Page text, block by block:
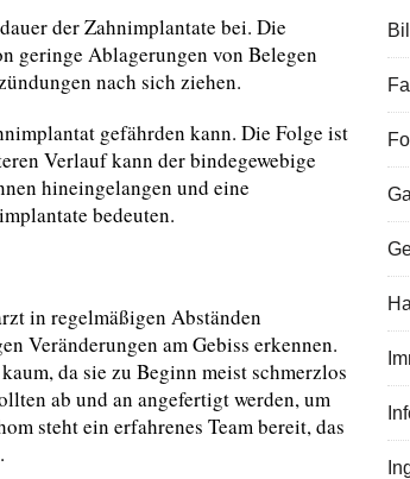
der Zahnimplantate bei. Die
geringe Ablagerungen von Belegen
nach sich ziehen.
gefährden kann. Die Folge ist
Verlauf kann der bindegewebige
hineingelangen und eine
bedeuten.
in regelmäßigen Abständen
Veränderungen am Gebiss erkennen.
da sie zu Beginn meist schmerzlos
ab und an angefertigt werden, um
steht ein erfahrenes Team bereit, das